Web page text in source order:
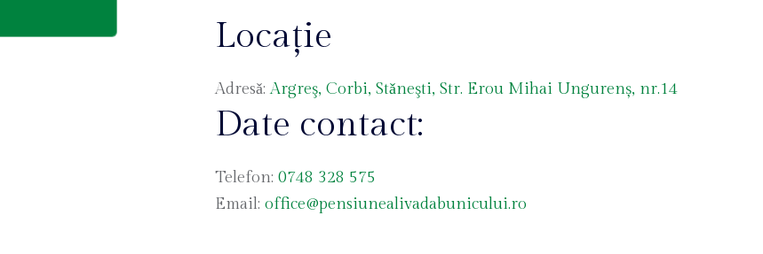
Locație
Adresǎ:Argreş, Corbi, Stǎneşti, Str. Erou Mihai Ungurenș, nr.14
Date contact:
Telefon: 0748 328 575
Email: office@pensiunealivadabunicului.ro